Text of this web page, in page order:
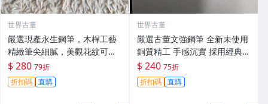
世界古董
嚴選現產永生鋼筆，木桿工藝
精緻筆尖細膩，美觀花紋可收
藏 永生鋼筆 工藝木桿 鋼筆 花
紋
$ 280 79折
折扣碼 直購
世界古董
嚴選古董文強鋼筆 全新未使用
銅質精工 手感沉實 採用經典設
計 掉漆顯舊趣試用更佳 文書好
幫手 文強鋼筆 金屬文具 鉑金
老字典 筆尖細膩 字跡清爽 老
$ 240 75折
折扣碼 直購